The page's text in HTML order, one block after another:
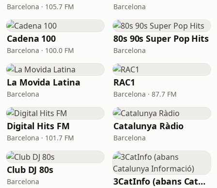
Barcelona · 105.7 FM Barcelona
Cadena 100
Barcelona · 100.0 FM
80s 90s Super Pop Hits
Barcelona
La Movida Latina
Barcelona
RAC1
Barcelona · 87.7 FM
Digital Hits FM
Barcelona · 101.7 FM
Catalunya Ràdio
Barcelona
Club DJ 80s
Barcelona 3CatInfo (abans Catalunya Informació)